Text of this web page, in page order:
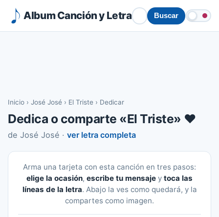
Album Canción y Letra Buscar
Inicio › José José › El Triste › Dedicar
Dedica o comparte «El Triste» ❤️
de José José · ver letra completa
Arma una tarjeta con esta canción en tres pasos:
elige la ocasión, escribe tu mensaje y toca las
líneas de la letra. Abajo la ves como quedará, y la
compartes como imagen.